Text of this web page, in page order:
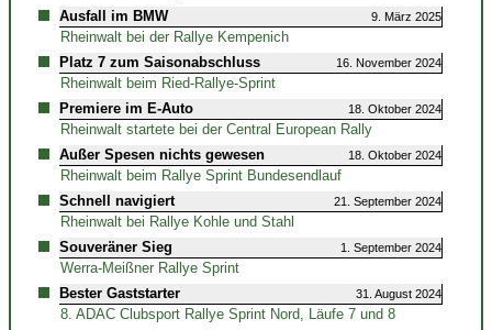
Ausfall im BMW
9. März 2025
Rheinwalt bei der Rallye Kempenich
Platz 7 zum Saisonabschluss
16. November 2024
Rheinwalt beim Ried-Rallye-Sprint
Premiere im E-Auto
18. Oktober 2024
Rheinwalt startete bei der Central European Rally
Außer Spesen nichts gewesen
18. Oktober 2024
Rheinwalt beim Rallye Sprint Bundesendlauf
Schnell navigiert
21. September 2024
Rheinwalt bei Rallye Kohle und Stahl
Souveräner Sieg
1. September 2024
Werra-Meißner Rallye Sprint
Bester Gaststarter
31. August 2024
8. ADAC Clubsport Rallye Sprint Nord, Läufe 7 und 8